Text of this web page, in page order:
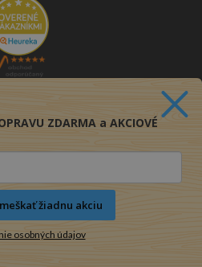
ZDARMA a AKCIOVÉ
žiadnu akciu
osobných údajov